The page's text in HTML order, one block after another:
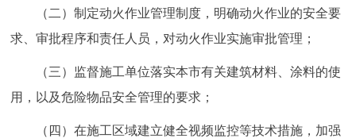
（二）制定动火作业管理制度，明确动火作业的安全要
求、审批程序和责任人员，对动火作业实施审批管理；
（三）监督施工单位落实本市有关建筑材料、涂料的使
用，以及危险物品安全管理的要求；
（四）在施工区域建立健全视频监控等技术措施，加强